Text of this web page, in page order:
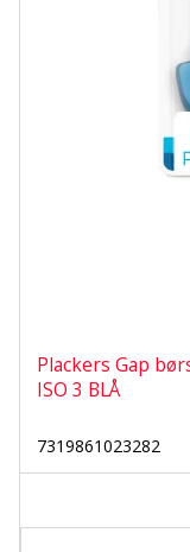
Plackers Gap
ISO 3 BLÅ
7319861023282